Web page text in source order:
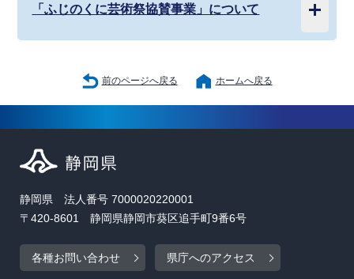
「ふじのくに芸術祭協賛事業」について
前のページへ戻る ホームへ戻る
静岡県 法人番号 7000020220001
〒420-8601 静岡県静岡市葵区追手町9番6号
各種お問い合わせ 県庁へのアクセス